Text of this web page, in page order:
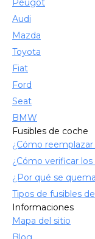
Peugot
Audi
Mazda
Toyota
Fiat
Ford
Seat
BMW
Fusibles de coche
¿Cómo
¿Cómo verificar los
¿Por qué se
Tipos de fusibles
Informaciones
Mapa del sitio